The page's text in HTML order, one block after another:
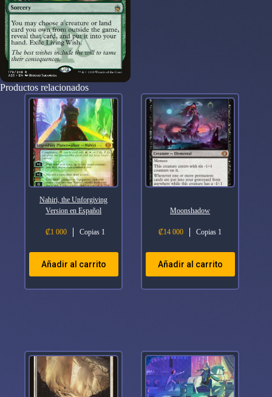
Productos relacionados
Nahiri, the Unforgiving
Version en Español
₡1 000 Copias 1
Añadir al carrito
Moonshadow
₡14 000 Copias 1
Añadir al carrito